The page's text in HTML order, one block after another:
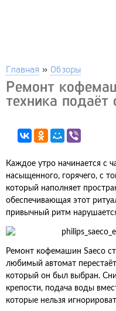
Главная » Обзоры
Ремонт
техника подаёт
Каждое утро начинается с
насыщенного, горячего, с
который наполняет
обеспечивающая этот
привычный ритм
Ремонт кофемашин Saeco
любимый автомат
который он был выбран.
крепости, подача воды
которые нельзя